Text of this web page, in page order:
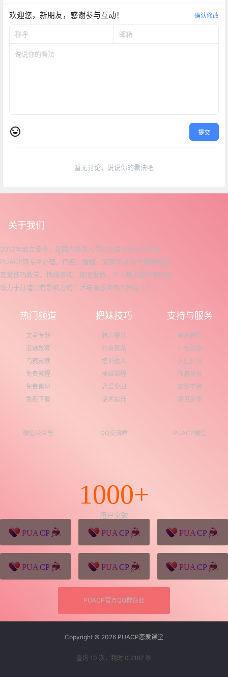
欢迎您，新朋友，感谢参与互动！ 确认修改
提交
暂无讨论，说说你的看法吧
关于我们
2012年成立至今，是国内极具人气的恋爱交流学习平台
PUACP网专注心理、情感、婚姻、家庭领域,提供婚姻挽回
恋爱技巧教学、情感咨询、挽回爱情、个人魅力提升等服务
致力于打造具有影响力的生活与情感咨询品牌级平台。
热门频道
文章专题
浪迹教育
乌鸦救赎
免费教程
免费素材
免费下载
把妹技巧
魅力提升
约会套路
搭讪达人
撩妹课程
恋爱挽回
话术提升
支持与服务
联系我们
广告投放
入驻久视
作者投稿
友链申请
意见反馈
微信公众号 QQ交流群 PUACP微信
1000+
用户突破
猪八戒源码 win10系统下载 独秀青年
XD学习网
一颗赛艇资源网
PUACP官方QQ群在此
Copyright © 2026 PUACP恋爱课堂
查询 10 次，耗时 0.2187 秒